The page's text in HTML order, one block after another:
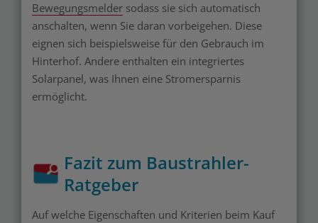
Bewegungsmelder sodass sie sich automatisch
anschalten, wenn Sie daran vorbeigehen. Diese
eignen sich beispielsweise für den Gebrauch im
Hinterhof. Andere enthalten ein integriertes
Solarpanel, was Ihnen eine Stromersparnis
ermöglicht.
Fazit zum Baustrahler-
Ratgeber
Auf welche Eigenschaften und Kriterien beim Kauf